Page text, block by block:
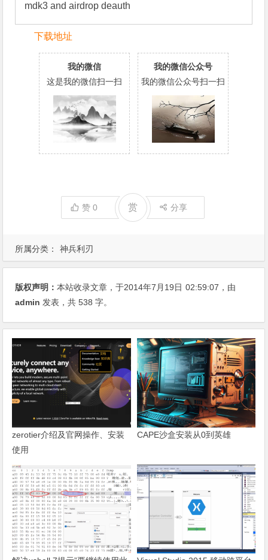
所属分类： 神兵利刃
mdk3 and airdrop deauth
下载地址
我的微信
这是我的微信扫一扫
我的微信公众号
我的微信公众号扫一扫
赞0 赏 分享
版权声明：本站收录文章，于2014年7月19日 02:59:07 ，由
admin 发表，共 538 字。
zerotier介绍及官网操作、安装
使用
CAPE沙盒安装从0到英雄